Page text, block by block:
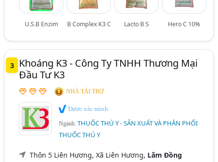
U.S.B Enzim B Complex K3 C Lacto B S Hero C 10%
3
Khoáng K3 - Công Ty TNHH Thương Mại
Đầu Tư K3
NHÀ TÀI TRỢ
Được xác minh
Ngành:THUỐC THÚ Y - SẢN XUẤT VÀ PHÂN PHỐI
THUỐC THÚ Y
Thôn 5 Liên Hương, Xã Liên Hương, Lâm Đồng